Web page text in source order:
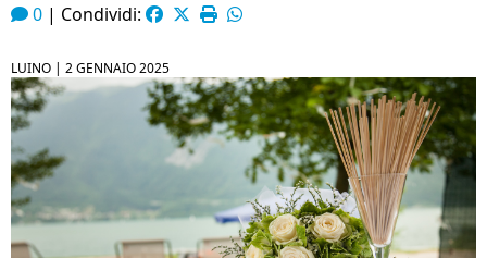
0 | Condividi:
LUINO | 2 GENNAIO 2025